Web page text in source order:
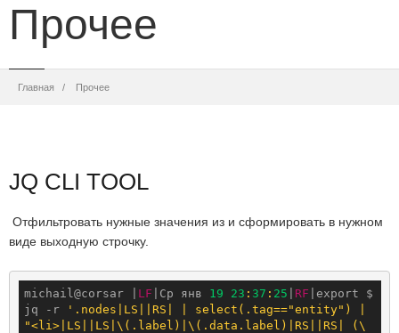
Прочее
Строка
Главная Прочее
JQ CLI TOOL
Отфильтровать нужные значения из и сформировать в нужном
виде выходную строчку.
michail@corsar LF |Ср янв 19 23 : 37 : 25 RF |export
jq -r
'.nodes|LS||RS| | select(.tag=="entity") |
"<li>|LS||LS|\(.label)|\(.data.label)|RS||RS| (\